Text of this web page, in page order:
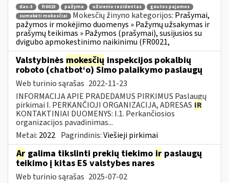
das-3 fr0023 pažyma užsienio rezidentas
gautos pajamos
sumokėti mokesčiai
Mokesčių žinyno kategorijos: Prašymai,
pažymos ir mokėjimo duomenys » Pažymų užsakymas ir
prašymų teikimas » Pažymos (prašymai), susijusios su
dvigubo apmokestinimo naikinimu (FR0021,
Valstybinės mokesčių inspekcijos pokalbių
roboto (chatbot‘o) Simo palaikymo paslaugų
Web turinio sąrašas 2022-11-23
INFORMACIJA APIE PRADEDAMUS PIRKIMUS Paslaugų
pirkimai I. PERKANČIOJI ORGANIZACIJA, ADRESAS IR
KONTAKTINIAI DUOMENYS: I.1. Perkančiosios
organizacijos pavadinimas...
Metai: 2022 Pagrindinis:Viešieji pirkimai
Ar galima tikslinti prekių tiekimo ir paslaugų
teikimo į kitas ES valstybes nares
Web turinio sąrašas 2025-07-02